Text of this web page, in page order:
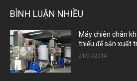
BÌNH LUẬN NHIỀU
Máy chiên chân
thiếu để sản xuất
21/07/2014